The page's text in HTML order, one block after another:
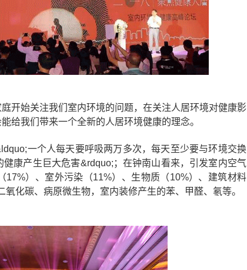
开始关注我们室内环境的问题，在关注人居环境对健康影
给我们带来一个全新的人居环境健康的理念。
一个人每天要呼吸两万多次，每天至少要与环境交换
康产生巨大危害&rdquo;；在钟南山看来，引发室内空气
）、室外污染（11%）、生物质（10%）、建筑材料
化碳、病原微生物，室内装修产生的苯、甲醛、氡等。